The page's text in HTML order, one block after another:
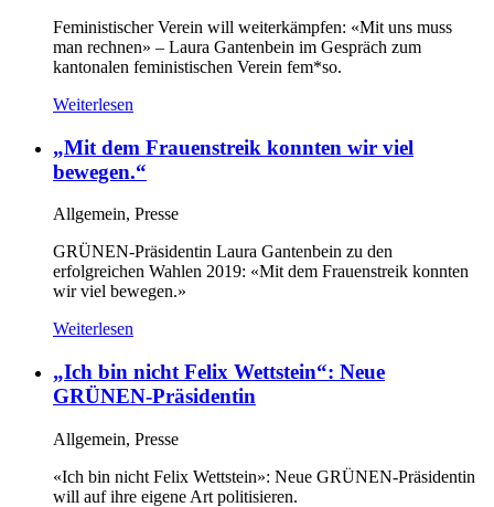
Feministischer Verein will weiterkämpfen: «Mit uns muss
man rechnen» – Laura Gantenbein im Gespräch zum
kantonalen feministischen Verein fem*so.
Weiterlesen
„Mit dem Frauenstreik konnten wir viel
bewegen.“
Allgemein, Presse
GRÜNEN-Präsidentin Laura Gantenbein zu den
erfolgreichen Wahlen 2019: «Mit dem Frauenstreik konnten
wir viel bewegen.»
Weiterlesen
„Ich bin nicht Felix Wettstein“: Neue
GRÜNEN-Präsidentin
Allgemein, Presse
«Ich bin nicht Felix Wettstein»: Neue GRÜNEN-Präsidentin
will auf ihre eigene Art politisieren.